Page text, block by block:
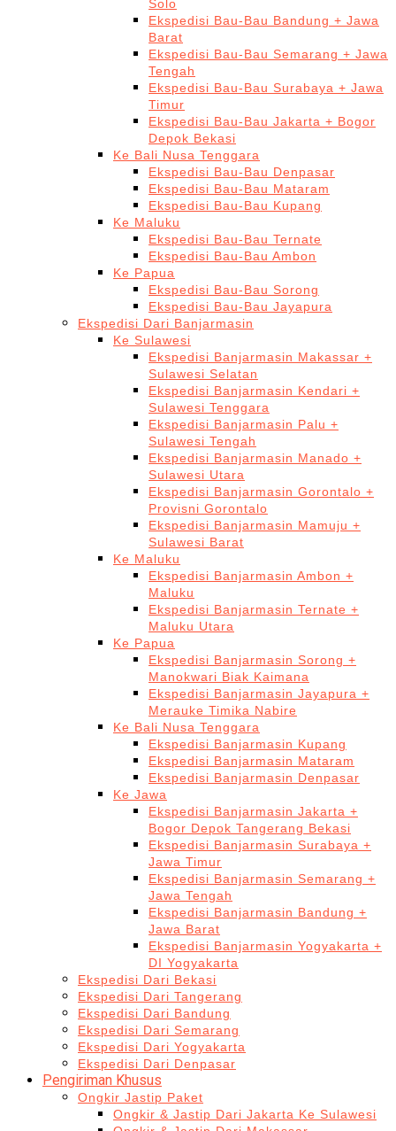
Solo
Ekspedisi Bau-Bau Bandung + Jawa
Barat
Ekspedisi Bau-Bau Semarang + Jawa
Tengah
Ekspedisi Bau-Bau Surabaya + Jawa
Timur
Ekspedisi Bau-Bau Jakarta + Bogor
Depok Bekasi
Ke Bali Nusa Tenggara
Ekspedisi Bau-Bau Denpasar
Ekspedisi Bau-Bau Mataram
Ekspedisi Bau-Bau Kupang
Ke Maluku
Ekspedisi Bau-Bau Ternate
Ekspedisi Bau-Bau Ambon
Ke Papua
Ekspedisi Bau-Bau Sorong
Ekspedisi Bau-Bau Jayapura
Ekspedisi Dari Banjarmasin
Ke Sulawesi
Ekspedisi Banjarmasin Makassar +
Sulawesi Selatan
Ekspedisi Banjarmasin Kendari +
Sulawesi Tenggara
Ekspedisi Banjarmasin Palu +
Sulawesi Tengah
Ekspedisi Banjarmasin Manado +
Sulawesi Utara
Ekspedisi Banjarmasin Gorontalo +
Provisni Gorontalo
Ekspedisi Banjarmasin Mamuju +
Sulawesi Barat
Ke Maluku
Ekspedisi Banjarmasin Ambon +
Maluku
Ekspedisi Banjarmasin Ternate +
Maluku Utara
Ke Papua
Ekspedisi Banjarmasin Sorong +
Manokwari Biak Kaimana
Ekspedisi Banjarmasin Jayapura +
Merauke Timika Nabire
Ke Bali Nusa Tenggara
Ekspedisi Banjarmasin Kupang
Ekspedisi Banjarmasin Mataram
Ekspedisi Banjarmasin Denpasar
Ke Jawa
Ekspedisi Banjarmasin Jakarta +
Bogor Depok Tangerang Bekasi
Ekspedisi Banjarmasin Surabaya +
Jawa Timur
Ekspedisi Banjarmasin Semarang +
Jawa Tengah
Ekspedisi Banjarmasin Bandung +
Jawa Barat
Ekspedisi Banjarmasin Yogyakarta +
DI Yogyakarta
Ekspedisi Dari Bekasi
Ekspedisi Dari Tangerang
Ekspedisi Dari Bandung
Ekspedisi Dari Semarang
Ekspedisi Dari Yogyakarta
Ekspedisi Dari Denpasar
Pengiriman Khusus
Ongkir Jastip Paket
Ongkir & Jastip Dari Jakarta Ke Sulawesi